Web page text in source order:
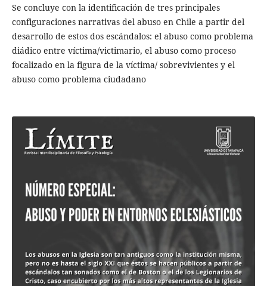
Se concluye con la identificación de tres principales
configuraciones narrativas del abuso en Chile a partir del
desarrollo de estos dos escándalos: el abuso como problema
diádico entre víctima/victimario, el abuso como proceso
focalizado en la figura de la víctima/ sobrevivientes y el
abuso como problema ciudadano